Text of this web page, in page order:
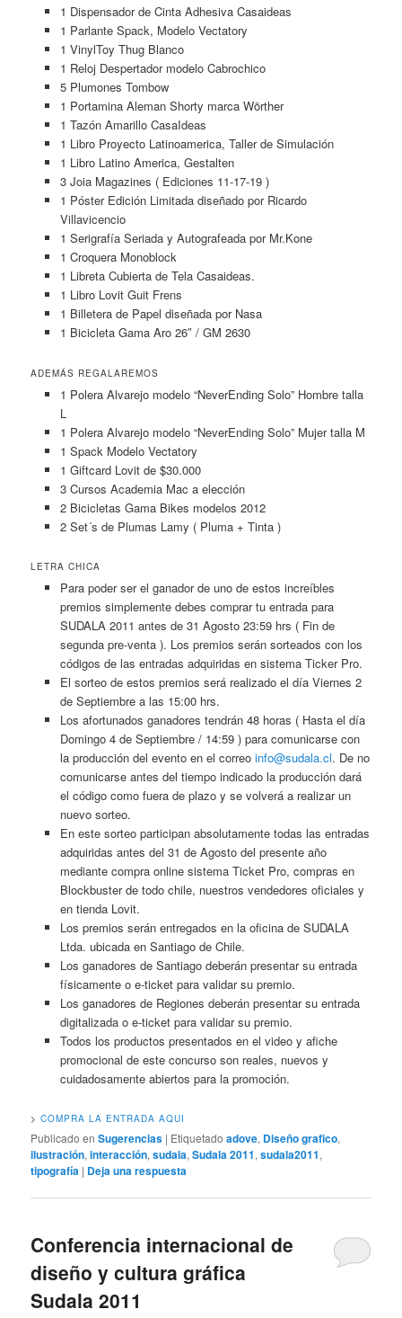
1 Dispensador de Cinta Adhesiva Casaideas
1 Parlante Spack, Modelo Vectatory
1 VinylToy Thug Blanco
1 Reloj Despertador modelo Cabrochico
5 Plumones Tombow
1 Portamina Aleman Shorty marca Wörther
1 Tazón Amarillo CasaIdeas
1 Libro Proyecto Latinoamerica, Taller de Simulación
1 Libro Latino America, Gestalten
3 Joia Magazines ( Ediciones 11-17-19 )
1 Póster Edición Limitada diseñado por Ricardo
Villavicencio
1 Serigrafía Seriada y Autografeada por Mr.Kone
1 Croquera Monoblock
1 Libreta Cubierta de Tela Casaideas.
1 Libro Lovit Guit Frens
1 Billetera de Papel diseñada por Nasa
1 Bicicleta Gama Aro 26″ / GM 2630
ADEMÁS REGALAREMOS
1 Polera Alvarejo modelo “NeverEnding Solo” Hombre talla
L
1 Polera Alvarejo modelo “NeverEnding Solo” Mujer talla M
1 Spack Modelo Vectatory
1 Giftcard Lovit de $30.000
3 Cursos Academia Mac a elección
2 Bicicletas Gama Bikes modelos 2012
2 Set´s de Plumas Lamy ( Pluma + Tinta )
LETRA CHICA
Para poder ser el ganador de uno de estos increíbles
premios simplemente debes comprar tu entrada para
SUDALA 2011 antes de 31 Agosto 23:59 hrs ( Fin de
segunda pre-venta ). Los premios serán sorteados con los
códigos de las entradas adquiridas en sistema Ticker Pro.
El sorteo de estos premios será realizado el día Viernes 2
de Septiembre a las 15:00 hrs.
Los afortunados ganadores tendrán 48 horas ( Hasta el día
Domingo 4 de Septiembre / 14:59 ) para comunicarse con
la producción del evento en el correo info@sudala.cl. De no
comunicarse antes del tiempo indicado la producción dará
el código como fuera de plazo y se volverá a realizar un
nuevo sorteo.
En este sorteo participan absolutamente todas las entradas
adquiridas antes del 31 de Agosto del presente año
mediante compra online sistema Ticket Pro, compras en
Blockbuster de todo chile, nuestros vendedores oficiales y
en tienda Lovit.
Los premios serán entregados en la oficina de SUDALA
Ltda. ubicada en Santiago de Chile.
Los ganadores de Santiago deberán presentar su entrada
físicamente o e-ticket para validar su premio.
Los ganadores de Regiones deberán presentar su entrada
digitalizada o e-ticket para validar su premio.
Todos los productos presentados en el video y afiche
promocional de este concurso son reales, nuevos y
cuidadosamente abiertos para la promoción.
>COMPRA LA ENTRADA AQUI
Publicado en Sugerencias | Etiquetado adove, Diseño grafico,
ilustración,interacción,sudala,Sudala 2011,sudala2011,
tipografía | Deja una respuesta
Conferencia internacional de
diseño y cultura gráfica
Sudala 2011